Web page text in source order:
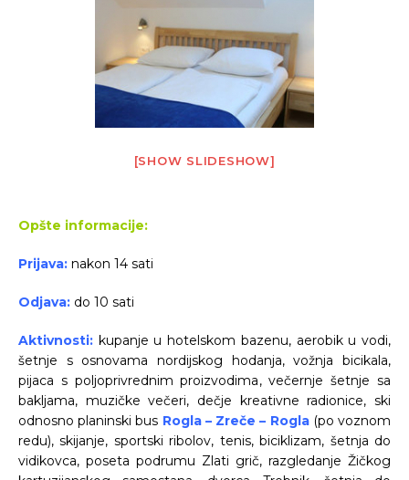
[SHOW SLIDESHOW]
Opšte informacije:
Prijava: nakon 14 sati
Odjava: do 10 sati
Aktivnosti: kupanje u hotelskom bazenu, aerobik u vodi,
šetnje s osnovama nordijskog hodanja, vožnja bicikala,
pijaca s poljoprivrednim proizvodima, večernje šetnje sa
bakljama, muzičke večeri, dečje kreativne radionice, ski
odnosno planinski bus Rogla – Zreče – Rogla(po voznom
redu), skijanje, sportski ribolov, tenis, biciklizam, šetnja do
vidikovca, poseta podrumu Zlati grič, razgledanje Žičkog